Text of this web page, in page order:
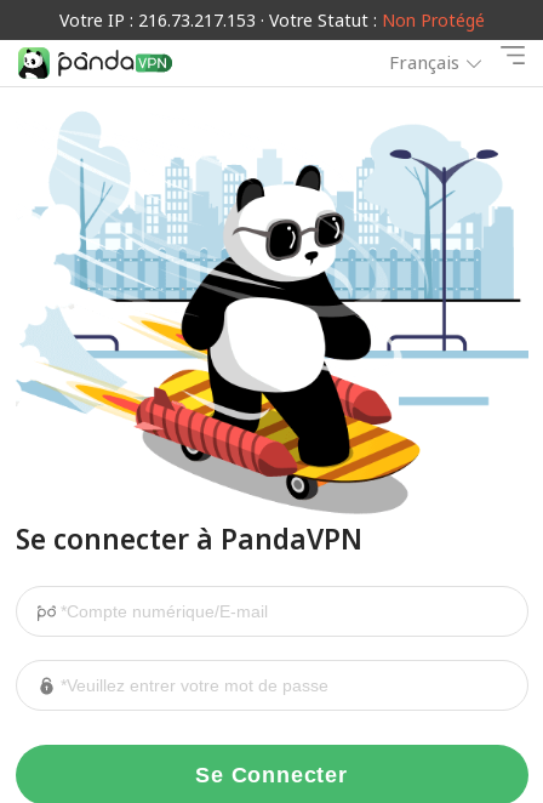
Votre IP : 216.73.217.153 · Votre Statut : Non Protégé
Français
Se connecter à PandaVPN
Se Connecter